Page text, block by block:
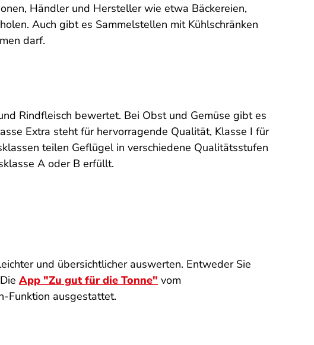
Händler und Hersteller wie etwa Bäckereien,
Auch gibt es Sammelstellen mit Kühlschränken
darf.
Rindfleisch bewertet. Bei Obst und Gemüse gibt es
Extra steht für hervorragende Qualität, Klasse I für
teilen Geflügel in verschiedene Qualitätsstufen
A oder B erfüllt.
und übersichtlicher auswerten. Entweder Sie
App "Zu gut für die Tonne" vom
Funktion ausgestattet.